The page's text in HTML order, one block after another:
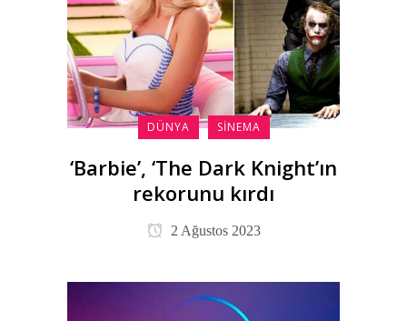
DÜNYA SINEMA
‘Barbie’, ‘The Dark Knight’ın
rekorunu kırdı
2 Ağustos 2023